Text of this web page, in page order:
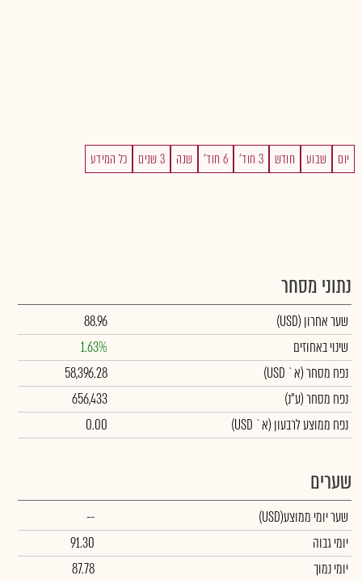
יום שבוע חודש 3 חוד' 6 חוד' שנה 3 שנים כל המידע
נתוני מסחר
שער אחרון (USD)
88.96
שינוי באחוזים
1.63%
נפח מסחר(א` USD)
58,396.28
נפח מסחר(ע"נ)
656,433
נפח ממוצע לרבעון (א` USD)
0.00
שערים
שער יומי ממוצע(USD)
--
יומי גבוה
91.30
יומי נמוך
87.78